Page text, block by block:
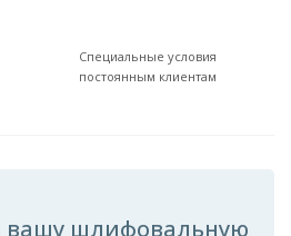
Специальные условия
постоянным клиентам
вашу шлифовальную